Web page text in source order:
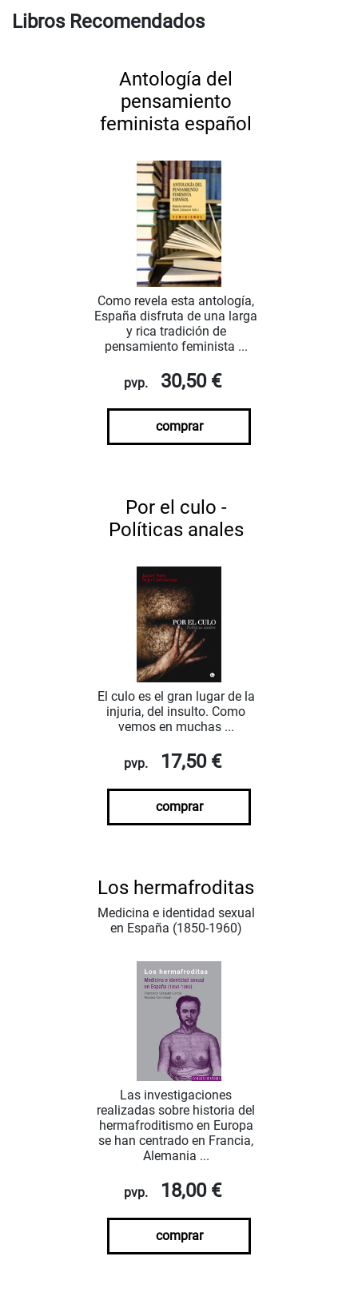
Libros Recomendados
Antología del
pensamiento
feminista español
Como revela esta antología,
España disfruta de una larga
y rica tradición de
pensamiento feminista ...
pvp. 30,50 €
comprar
Por el culo -
Políticas anales
El culo es el gran lugar de la
injuria, del insulto. Como
vemos en muchas ...
pvp. 17,50 €
comprar
Los hermafroditas
Medicina e identidad sexual
en España (1850-1960)
Las investigaciones
realizadas sobre historia del
hermafroditismo en Europa
se han centrado en Francia,
Alemania ...
pvp. 18,00 €
comprar